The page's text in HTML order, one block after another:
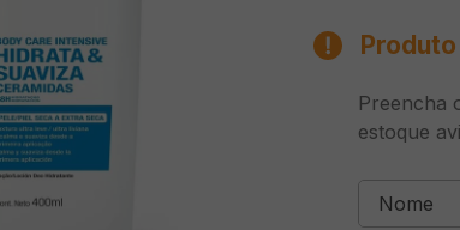
Preencha
estoque